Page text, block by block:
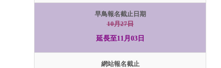
早鳥報名截止日期
10月27日
延長至11月03日
網站報名截止